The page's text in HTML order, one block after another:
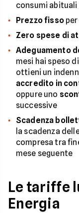
consumi abituali
Prezzo fissoper
Zero spese di
Adeguamento
mesi hai speso
ottieni un
accredito in
oppure uno
successive
Scadenza
la scadenza
compresa tra
mese seguente
Le tariffe
Energia